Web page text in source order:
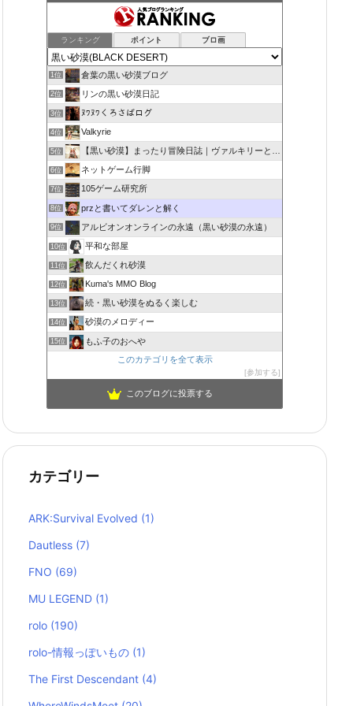
ランキング ポイント ブロ画
1位 倉葉の黒い砂漠ブログ
2位 リンの黒い砂漠日記
3位 ﾇﾜﾇﾜくろさばログ
4位 Valkyrie
5位 【黒い砂漠】まったり冒険日誌｜ヴァルキリーと闇の精霊の旅
6位 ネットゲーム行脚
7位 105ゲーム研究所
8位 przと書いてダレンと解く
9位 アルビオンオンラインの永遠（黒い砂漠の永遠）
10位 平和な部屋
11位 飲んだくれ砂漠
12位 Kuma's MMO Blog
13位 続・黒い砂漠をぬるく楽しむ
14位 砂漠のメロディー
15位
もふ子のおへや
このカテゴリを全て表示
参加する
このブログに投票する
カテゴリー
ARK:Survival Evolved (1)
Dautless (7)
FNO (69)
MU LEGEND (1)
rolo (190)
rolo-情報っぽいもの (1)
The First Descendant (4)